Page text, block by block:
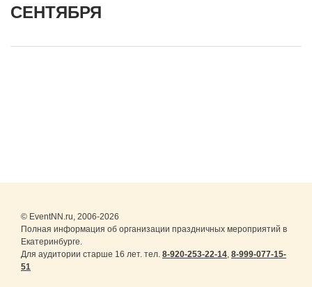
СЕНТЯБРЯ
© EventNN.ru, 2006-2026
Полная информация об организации праздничных мероприятий в
Екатеринбурге.
Для аудитории старше 16 лет. тел. 8-920-253-22-14, 8-999-077-15-
51